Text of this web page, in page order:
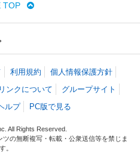
TOP
利用規約
個人情報保護方針
リンクについて
グループサイト
ルプ PC版で見る
All Rights Reserved.
の無断複写・転載・公衆送信等を禁じま
す。